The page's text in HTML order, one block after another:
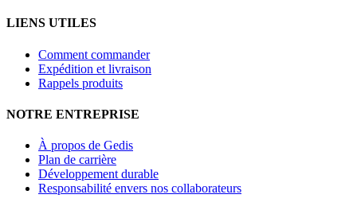
LIENS UTILES
Comment commander
Expédition et livraison
Rappels produits
NOTRE ENTREPRISE
À propos de Gedis
Plan de carrière
Développement durable
Responsabilité envers nos collaborateurs